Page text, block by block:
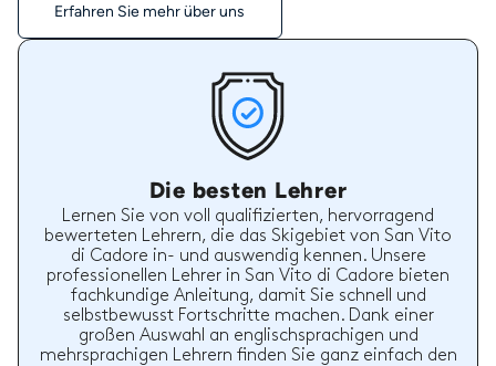
Erfahren Sie mehr über uns
Die besten Lehrer
Lernen Sie von voll qualifizierten, hervorragend
bewerteten Lehrern, die das Skigebiet von San Vito
di Cadore in- und auswendig kennen. Unsere
professionellen Lehrer in San Vito di Cadore bieten
fachkundige Anleitung, damit Sie schnell und
selbstbewusst Fortschritte machen. Dank einer
großen Auswahl an englischsprachigen und
mehrsprachigen Lehrern finden Sie ganz einfach den